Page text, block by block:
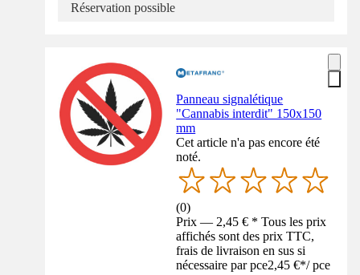
Réservation possible
Panneau signalétique
"Cannabis interdit" 150x150
mm
Cet article n'a pas encore été
noté.
(0)
Prix — 2,45 € * Tous les prix
affichés sont des prix TTC,
frais de livraison en sus si
nécessaire par pce2,45 €*/ pce